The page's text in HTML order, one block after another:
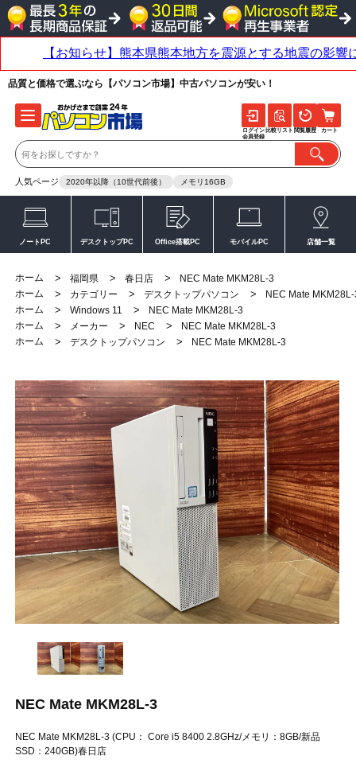
品質と価格で選ぶなら【パソコン市場】中古パソコンが安い！
人気ページ 2020年以降（10世代前後） メモリ16GB
ログイン
会員登録
比較リスト 閲覧履歴 カート
ノートPC デスクトップPC Office搭載PC モバイルPC 店舗一覧
ホーム > 福岡県 > 春日店 >
NEC Mate MKM28L-3
ホーム
> カテゴリー > デスクトップパソコン >
NEC Mate
ホーム
> Windows 11 >
NEC Mate MKM28L-3
ホーム
> メーカー > NEC >
NEC Mate MKM28L-3
ホーム
> デスクトップパソコン > NEC Mate MKM28L-3
NEC Mate MKM28L-3
NEC Mate MKM28L-3 (CPU： Core i5 8400 2.8GHz/メモリ：8GB/新品
SSD：240GB)春日店